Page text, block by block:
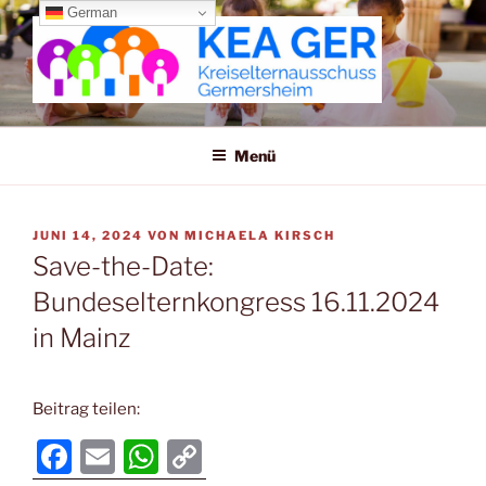
Zum
Inhalt
springen
KREISELTERNAUSSCHUSS
GERMERSHEIM
Menü
VERÖFFENTLICHT
AM
JUNI 14, 2024 VON MICHAELA KIRSCH
Save-the-Date:
Bundeselternkongress 16.11.2024
in Mainz
Beitrag teilen:
F
E
W
German